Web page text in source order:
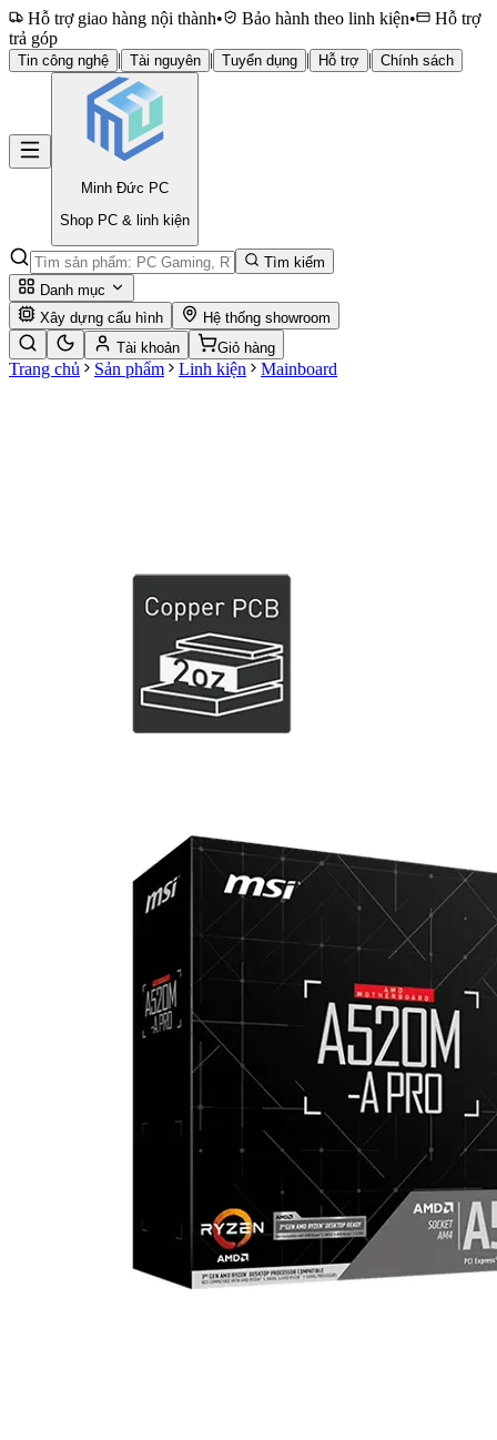
Hỗ trợ giao hàng nội thành• Bảo hành theo linh kiện•
Hỗ trợ
trả góp
Tin công nghệ | Tài nguyên | Tuyển dụng | Hỗ trợ | Chính sách
Minh Đức PC
Shop PC & linh kiện
Tìm kiếm
Danh mục
Xây dựng cấu hình
Hệ thống showroom
Tài khoản
Giỏ hàng
Trang chủ Sản phẩm Linh kiện Mainboard